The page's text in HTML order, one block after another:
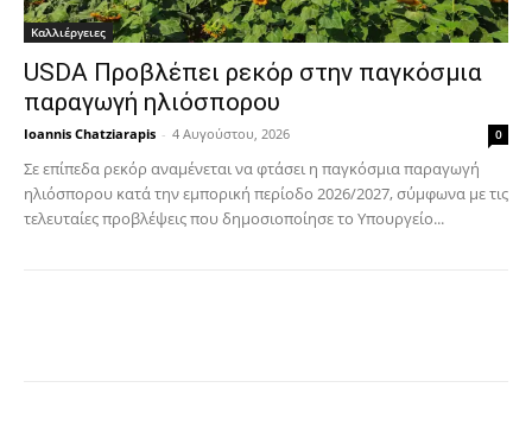
Καλλιέργειες
USDA Προβλέπει ρεκόρ στην παγκόσμια
παραγωγή ηλιόσπορου
Ioannis Chatziarapis - 4 Αυγούστου, 2026 0
Σε επίπεδα ρεκόρ αναμένεται να φτάσει η παγκόσμια παραγωγή
ηλιόσπορου κατά την εμπορική περίοδο 2026/2027, σύμφωνα με τις
τελευταίες προβλέψεις που δημοσιοποίησε το Υπουργείο...